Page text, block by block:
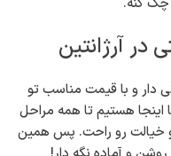
باشه؟
ما خرید کنی یا اگر دوست
یا پیام بدی. کارشناسان ما
رو ثبت می کنن و هماهنگ می
بخوای، نصاب هم
چک کنه.